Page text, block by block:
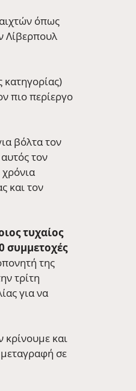
όπως
Λίβερπουλ
πιο περίεργο
βόλτα τον
τον
και τον
τυχαίος
συμμετοχές
της
τρίτη
για να
κρίνουμε και
σε